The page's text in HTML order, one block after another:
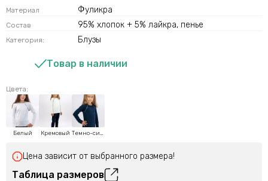
Материал Фуликра
Состав 95% хлопок + 5% лайкра, пенье
Категория: Блузы
Товар в наличии
Цвета:
Белый Кремовый Темно-синий
Цена зависит от выбранного размера!
Таблица размеров